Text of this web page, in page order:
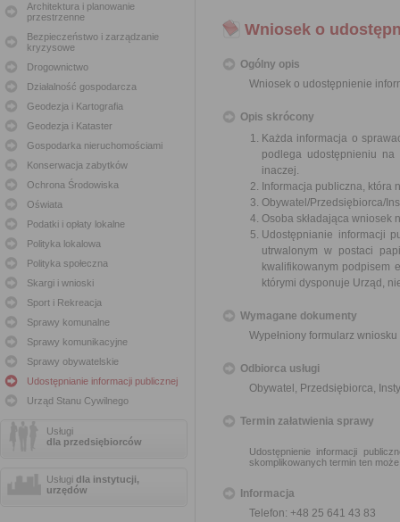
Architektura i planowanie
przestrzenne
Bezpieczeństwo i zarządzanie
kryzysowe
Drogownictwo
Działalność gospodarcza
Geodezja i Kartografia
Geodezja i Kataster
Gospodarka nieruchomościami
Konserwacja zabytków
Ochrona Środowiska
Oświata
Podatki i opłaty lokalne
Polityka lokalowa
Polityka społeczna
Skargi i wnioski
Sport i Rekreacja
Sprawy komunalne
Sprawy komunikacyjne
Sprawy obywatelskie
Udostępnianie informacji publicznej
Urząd Stanu Cywilnego
Usługi
dla przedsiębiorców
Usługi dla instytucji,
urzędów
Wniosek o
Ogólny opis
Wniosek o udostępnienie
Opis skrócony
Każda informacja o
podlega udostępnieniu
inaczej.
Informacja publiczna, która
Obywatel/Przedsiębiorca/
Osoba składająca wniosek
Udostępnianie informacji
utrwalonym w postaci
kwalifikowanym podpisem
którymi dysponuje Urząd,
Wymagane dokumenty
Wypełniony formularz
Odbiorca usługi
Obywatel, Przedsiębiorca,
Termin załatwienia sprawy
Udostępnienie informacji
skomplikowanych termin ten
Informacja
Telefon: +48 25 641 43 83